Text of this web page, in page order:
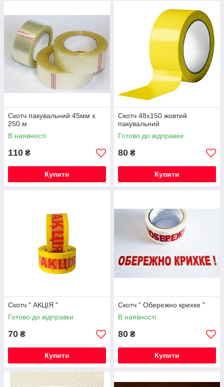
Скотч пакувальний 45мм х
250 м
В наявності
110 ₴
Купити
Скотч 48х150 жовтий
пакувальний
Готово до відправки
80 ₴
Купити
Скотч " АКЦІЯ "
Готово до відправки
70 ₴
Купити
Скотч " Обережно крихке "
В наявності
80 ₴
Купити